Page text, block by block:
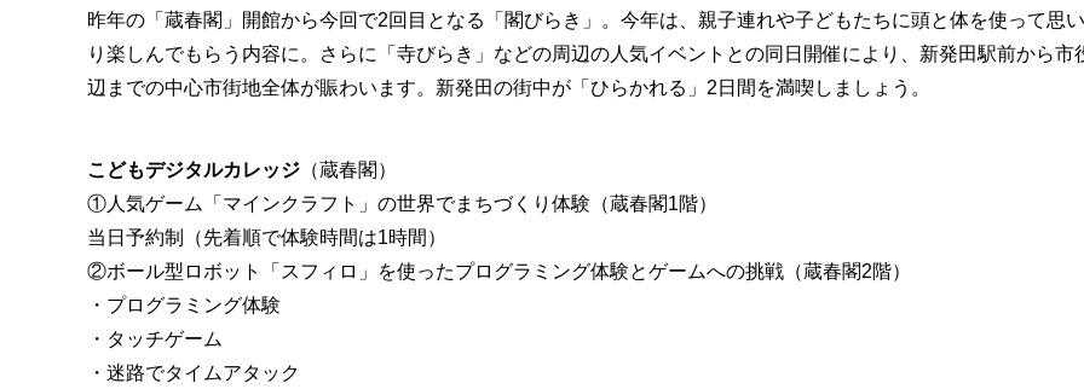
昨年の「蔵春閣」開館から今回で2回目となる「閣びらき」。今年は、親子連れや子どもたちに頭と体を使って思
り楽しんでもらう内容に。さらに「寺びらき」などの周辺の人気イベントとの同日開催により、新発田駅前から市
辺までの中心市街地全体が賑わいます。新発田の街中が「ひらかれる」2日間を満喫しましょう。
こどもデジタルカレッジ （蔵春閣）
①人気ゲーム「マインクラフト」の世界でまちづくり体験（蔵春閣1階）
当日予約制（先着順で体験時間は1時間）
②ボール型ロボット「スフィロ」を使ったプログラミング体験とゲームへの挑戦（蔵春閣2階）
・プログラミング体験
・タッチゲーム
・迷路でタイムアタック